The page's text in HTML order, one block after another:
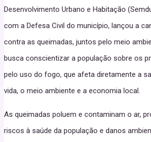
Desenvolvimento Urbano e Habitação
com a Defesa Civil do município, lançou a
contra as queimadas, juntos pelo meio
busca conscientizar a população sobre os
pelo uso do fogo, que afeta diretamente a
vida, o meio ambiente e a economia local.
As queimadas poluem e contaminam o ar,
riscos à saúde da população e danos